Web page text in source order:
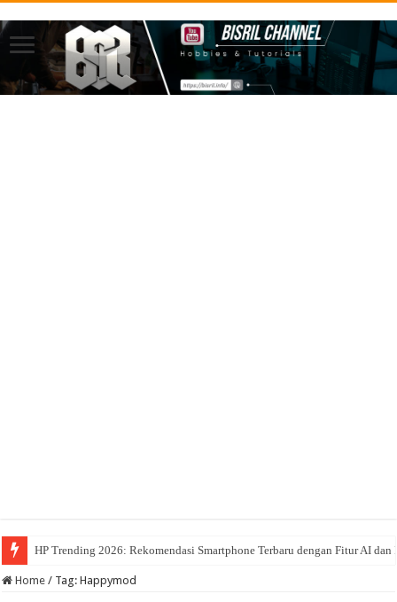
HP Trending 2026: Rekomendasi Smartphone Terbaru dengan Fitur AI dan
Home / Tag:Happymod